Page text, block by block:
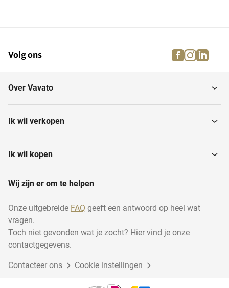
Verdampers Vacuümpompen
Volg ons facebook
Over Vavato
Ik wil verkopen
Ik wil kopen
Wij zijn er om te helpen
Onze uitgebreide FAQ geeft een antwoord op heel wat
vragen.
Toch niet gevonden wat je zocht? Hier vind je onze
contactgegevens.
Contacteer ons Cookie instellingen